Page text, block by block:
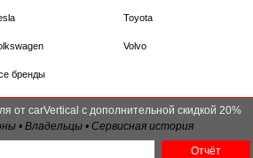
Toyota
Volvo
бренды
от carVertical с дополнительной скидкой 20%
• Владельцы • Сервисная история
Отчёт